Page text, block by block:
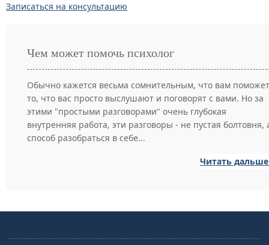
Записаться на консультацию
Чем может помочь психолог
Обычно кажется весьма сомнительным, что вам поможет
то, что вас просто выслушают и поговорят с вами. Но за
этими "простыми разговорами" очень глубокая
внутренняя работа, эти разговоры - не пустая болтовня,
способ разобраться в себе...
Читать